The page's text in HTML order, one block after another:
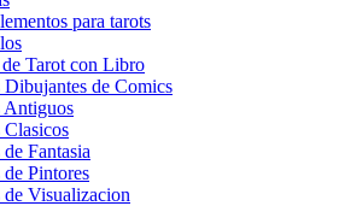
para tarots
de Tarot con Libro
Dibujantes de Comics
Antiguos
Clasicos
Fantasia
de Pintores
de Visualizacion